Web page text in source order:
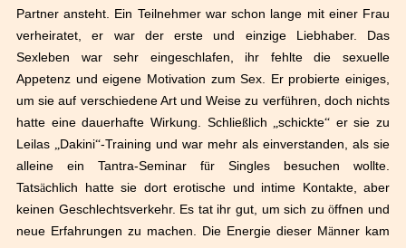
Partner ansteht. Ein Teilnehmer war schon lange mit einer Frau
verheiratet, er war der erste und einzige Liebhaber. Das
Sexleben war sehr eingeschlafen, ihr fehlte die sexuelle
Appetenz und eigene Motivation zum Sex. Er probierte einiges,
um sie auf verschiedene Art und Weise zu verführen, doch nichts
hatte eine dauerhafte Wirkung. Schließlich „schickte“ er sie zu
Leilas
Dakini“-Training und war mehr als einverstanden, als sie
alleine ein Tantra-Seminar für Singles besuchen wollte.
Tatsächlich hatte sie dort erotische und intime Kontakte, aber
keinen Geschlechtsverkehr. Es tat ihr gut, um sich zuöffnen und
neue Erfahrungen zu machen. Die Energie dieser Männer kam